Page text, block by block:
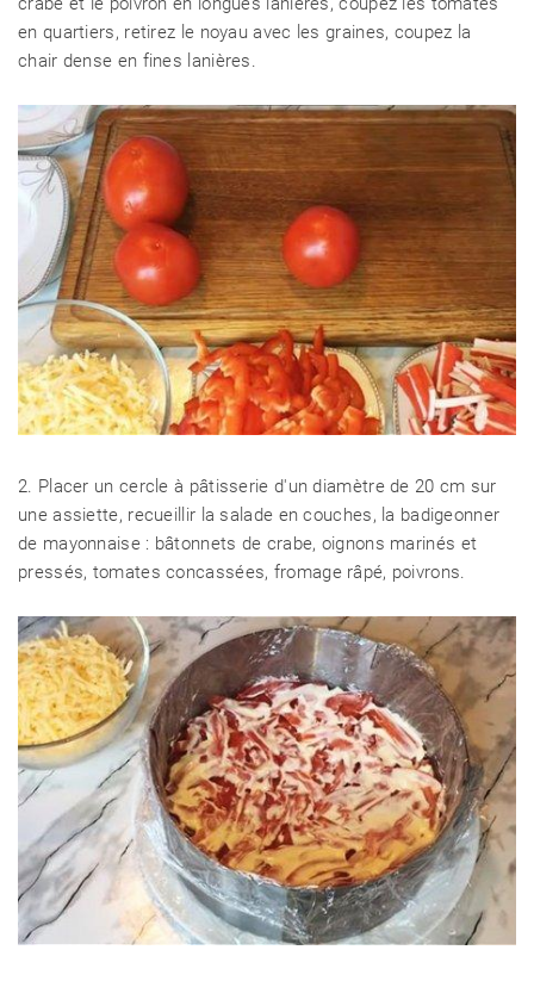
en quartiers, retirez le noyau avec les graines, coupez la
chair dense en fines lanières.
2. Placer un cercle à pâtisserie d'un diamètre de 20 cm sur
une assiette, recueillir la salade en couches, la badigeonner
de mayonnaise : bâtonnets de crabe, oignons marinés et
pressés, tomates concassées, fromage râpé, poivrons.
CÉLÉBRITÉS
LA BEAUTÉ
MODE DE VIE
MAISON ET FAMILLE
RECETTES